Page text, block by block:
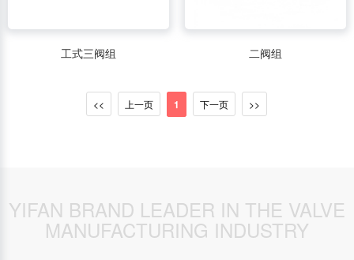
工式三阀组 二阀组
<< 上一页 1 下一页 >>
YIFAN BRAND LEADER IN THE VALVE
MANUFACTURING INDUSTRY